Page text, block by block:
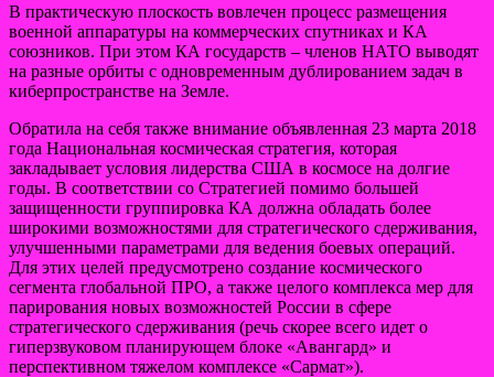
В практическую плоскость вовлечен процесс размещения
военной аппаратуры на коммерческих спутниках и КА
союзников. При этом КА государств – членов НАТО выводят
на разные орбиты с одновременным дублированием задач в
киберпространстве на Земле.
Обратила на себя также внимание объявленная 23 марта 2018
года Национальная космическая стратегия, которая
закладывает условия лидерства США в космосе на долгие
годы. В соответствии со Стратегией помимо большей
защищенности группировка КА должна обладать более
широкими возможностями для стратегического сдерживания,
улучшенными параметрами для ведения боевых операций.
Для этих целей предусмотрено создание космического
сегмента глобальной ПРО, а также целого комплекса мер для
парирования новых возможностей России в сфере
стратегического сдерживания (речь скорее всего идет о
гиперзвуковом планирующем блоке «Авангард» и
перспективном тяжелом комплексе «Сармат»).